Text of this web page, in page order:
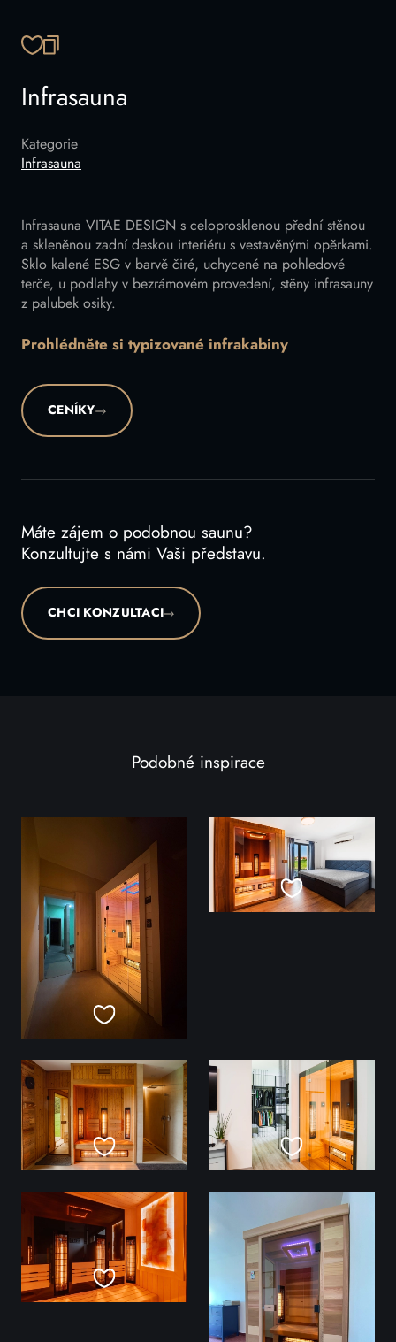
ZKOPÍROVAT ODKAZ
Infrasauna
Kategorie
Infrasauna
Infrasauna VITAE DESIGN s celoprosklenou přední stěnou
a skleněnou zadní deskou interiéru s vestavěnými opěrkami.
Sklo kalené ESG v barvě čiré, uchycené na pohledové
terče, u podlahy v bezrámovém provedení, stěny infrasauny
z palubek osiky.
Prohlédněte si typizované infrakabiny
CENÍKY
Máte zájem o podobnou saunu?
Konzultujte s námi Vaši představu.
CHCI KONZULTACI
Podobné inspirace